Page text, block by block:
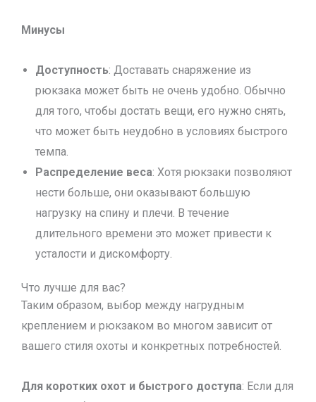
Минусы
Доступность: Доставать снаряжение из
рюкзака может быть не очень удобно. Обычно
для того, чтобы достать вещи, его нужно снять,
что может быть неудобно в условиях быстрого
темпа.
Распределение веса: Хотя рюкзаки позволяют
нести больше, они оказывают большую
нагрузку на спину и плечи. В течение
длительного времени это может привести к
усталости и дискомфорту.
Что лучше для вас?
Таким образом, выбор между нагрудным
креплением и рюкзаком во многом зависит от
вашего стиля охоты и конкретных потребностей.
Для коротких охот и быстрого доступа: Если для